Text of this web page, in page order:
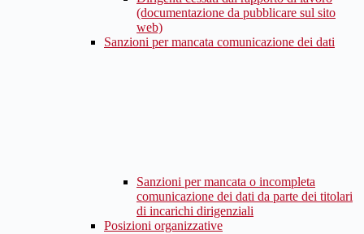
(documentazione da pubblicare sul sito
web)
Sanzioni per mancata comunicazione dei dati
Sanzioni per mancata o incompleta
comunicazione dei dati da parte dei titolari
di incarichi dirigenziali
Posizioni organizzative